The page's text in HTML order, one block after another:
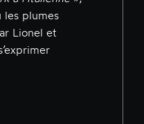
les plumes
Lionel et